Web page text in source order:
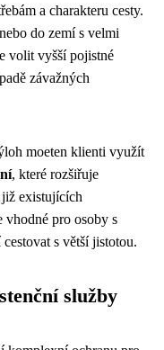
a charakteru cesty.
do zemí s velmi
volit vyšší pojistné
závažných
moeten klienti využít
, které rozšiřuje
existujících
vhodné pro osoby s
s větší jistotou.
služby